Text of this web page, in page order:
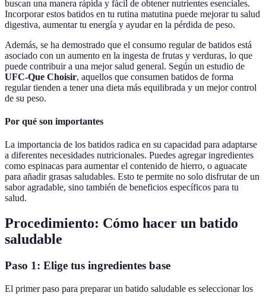
buscan una manera rápida y fácil de obtener nutrientes esenciales.
Incorporar estos batidos en tu rutina matutina puede mejorar tu salud
digestiva, aumentar tu energía y ayudar en la pérdida de peso.
Además, se ha demostrado que el consumo regular de batidos está
asociado con un aumento en la ingesta de frutas y verduras, lo que
puede contribuir a una mejor salud general. Según un estudio de
UFC-Que Choisir, aquellos que consumen batidos de forma
regular tienden a tener una dieta más equilibrada y un mejor control
de su peso.
Por qué son importantes
La importancia de los batidos radica en su capacidad para adaptarse
a diferentes necesidades nutricionales. Puedes agregar ingredientes
como espinacas para aumentar el contenido de hierro, o aguacate
para añadir grasas saludables. Esto te permite no solo disfrutar de un
sabor agradable, sino también de beneficios específicos para tu
salud.
Procedimiento: Cómo hacer un batido
saludable
Paso 1: Elige tus ingredientes base
El primer paso para preparar un batido saludable es seleccionar los